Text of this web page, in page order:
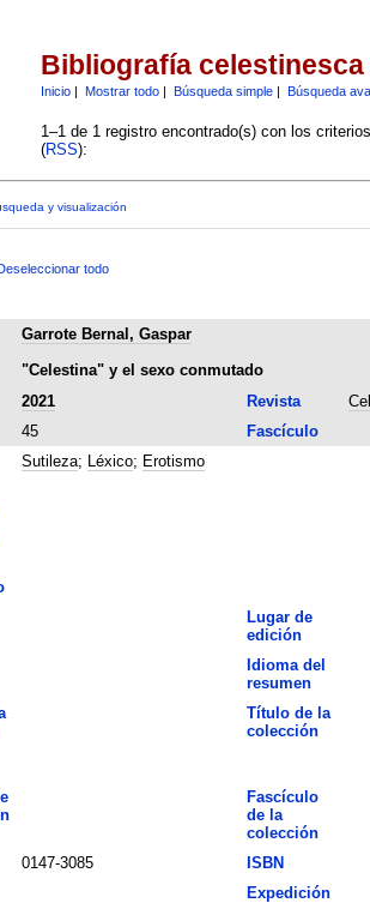
Bibliografía celestinesca
Inicio| Mostrar todo| Búsqueda simple| Búsqueda
1–1 de 1 registro encontrado(s) con los
(RSS):
y visualización
todo
Garrote Bernal, Gaspar
"Celestina" y el sexo conmutado
2021 Revista
45
Fascículo
Sutileza; Léxico; Erotismo
Lugar de
edición
Idioma del
resumen
Título de la
colección
Fascículo
de la
colección
0147-3085
ISBN
Expedición